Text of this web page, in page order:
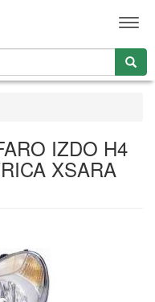
IZDO H4
XSARA